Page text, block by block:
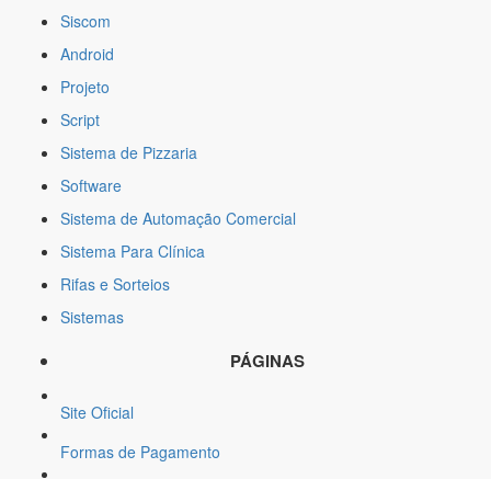
Siscom
Android
Projeto
Script
Sistema de Pizzaria
Software
Sistema de Automação Comercial
Sistema Para Clínica
Rifas e Sorteios
Sistemas
PÁGINAS
Site Oficial
Formas de Pagamento